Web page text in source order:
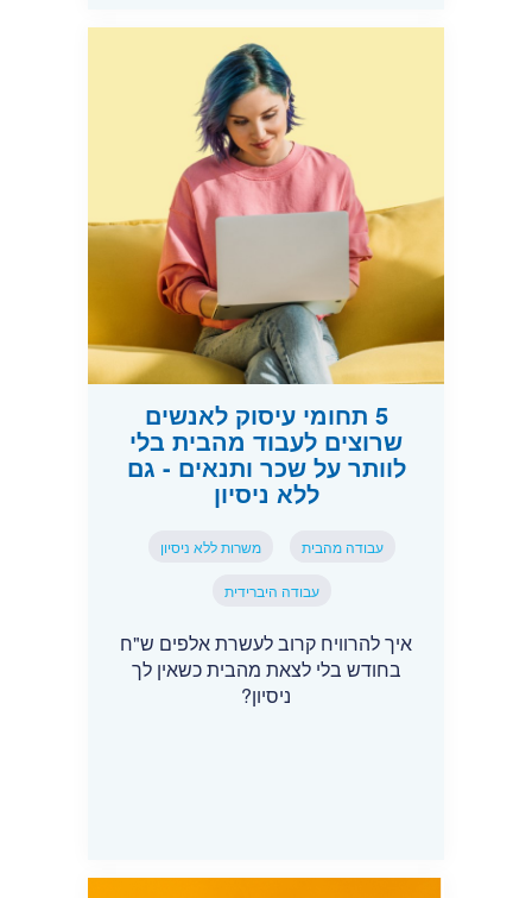
5 תחומי עיסוק לאנשים
שרוצים לעבוד מהבית בלי
לוותר על שכר ותנאים - גם
ללא ניסיון
עבודה מהבית משרות ללא ניסיון
עבודה היברידית
איך להרוויח קרוב לעשרת אלפים ש"ח
בחודש בלי לצאת מהבית כשאין לך
ניסיון?